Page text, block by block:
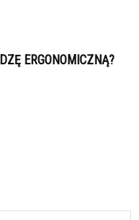
ERGONOMICZNĄ?